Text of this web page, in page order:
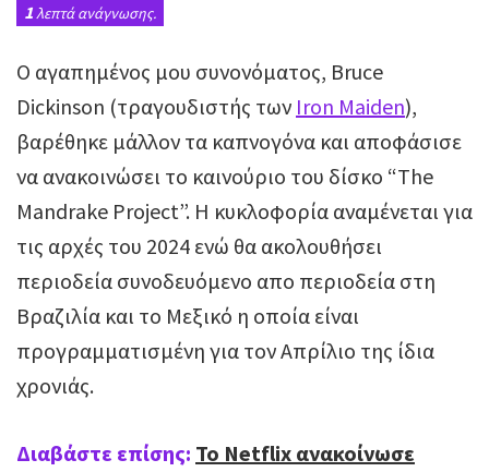
1λεπτά ανάγνωσης.
O αγαπημένος μου συνονόματος, Bruce
Dickinson (τραγουδιστής των Iron Maiden),
βαρέθηκε μάλλον τα καπνογόνα και αποφάσισε
να ανακοινώσει το καινούριο του δίσκο “The
Mandrake Project”. Η κυκλοφορία αναμένεται για
τις αρχές του 2024 ενώ θα ακολουθήσει
περιοδεία συνοδευόμενο απο περιοδεία στη
Βραζιλία και το Μεξικό η οποία είναι
προγραμματισμένη για τον Απρίλιο της ίδια
χρονιάς.
Διαβάστε επίσης: To Netflix ανακοίνωσε